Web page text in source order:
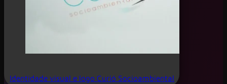
Identidade visual e logo Curió Socioambiental